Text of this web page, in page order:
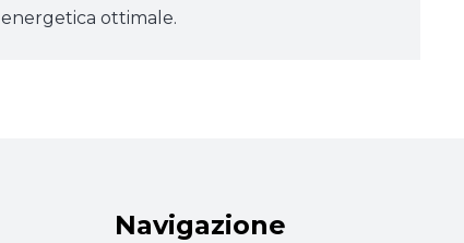
energetica ottimale.
Navigazione